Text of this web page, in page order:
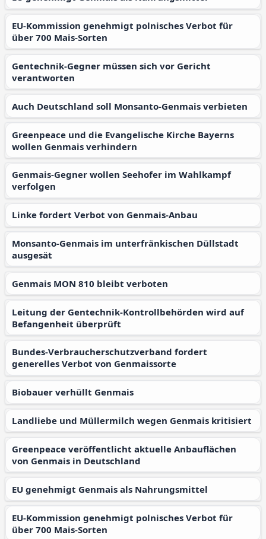
EU-Kommission genehmigt polnisches Verbot für
über 700 Mais-Sorten
Gentechnik-Gegner müssen sich vor Gericht
verantworten
Auch Deutschland soll Monsanto-Genmais verbieten
Greenpeace und die Evangelische Kirche Bayerns
wollen Genmais verhindern
Genmais-Gegner wollen Seehofer im Wahlkampf
verfolgen
Linke fordert Verbot von Genmais-Anbau
Monsanto-Genmais im unterfränkischen Düllstadt
ausgesät
Genmais MON 810 bleibt verboten
Leitung der Gentechnik-Kontrollbehörden wird auf
Befangenheit überprüft
Bundes-Verbraucherschutzverband fordert
generelles Verbot von Genmaissorte
Biobauer verhüllt Genmais
Landliebe und Müllermilch wegen Genmais kritisiert
Greenpeace veröffentlicht aktuelle Anbauflächen
von Genmais in Deutschland
EU genehmigt Genmais als Nahrungsmittel
EU-Kommission genehmigt polnisches Verbot für
über 700 Mais-Sorten